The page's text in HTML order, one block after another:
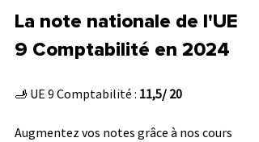
La note nationale de l'UE
9 Comptabilité en 2024
🫸 UE 9 Comptabilité : 11,5/ 20
Augmentez vos notes grâce à nos cours